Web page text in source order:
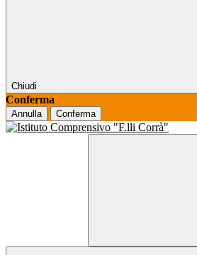
Chiudi
Conferma
Annulla Conferma